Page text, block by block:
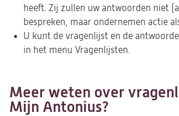
heeft. Zij zullen uw antwoorden niet
bespreken, maar ondernemen actie
U kunt de vragenlijst en de
in het menu Vragenlijsten.
Meer weten over
Mijn Antonius?